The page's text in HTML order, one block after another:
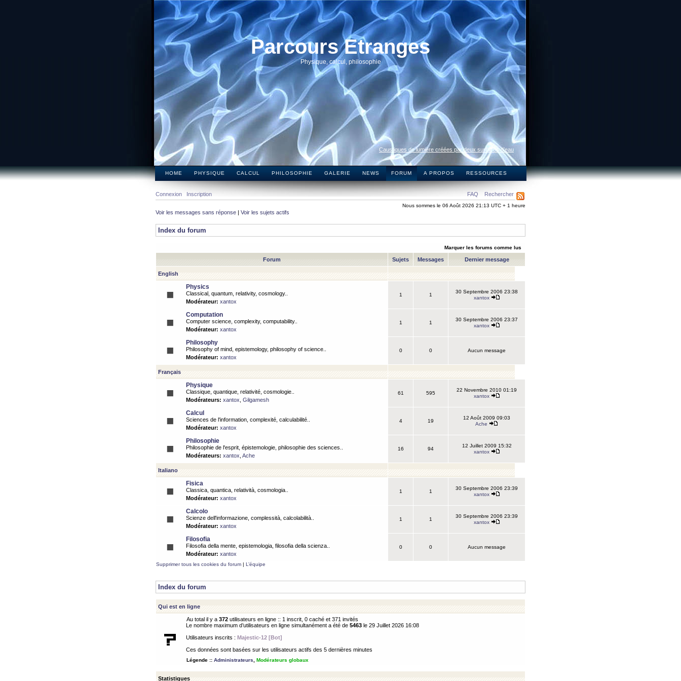
Parcours Etranges
Physique, calcul, philosophie
Caustiques de lumière créées par deux surfaces d’eau
HOME PHYSIQUE CALCUL PHILOSOPHIE GALERIE NEWS FORUM A PROPOS RESSOURCES
FAQ Rechercher
Connexion Inscription
Nous sommes le 06 Août 2026 21:13 UTC + 1 heure
Voir les messages sans réponse | Voir les sujets actifs
Index du forum
Marquer les forums comme lus
Forum Sujets Messages Dernier message
English
Physics
Classical, quantum, relativity, cosmology..
Modérateur: xantox
1 1
30 Septembre 2006 23:38
xantox
Computation
Computer science, complexity, computability..
Modérateur: xantox
1 1
30 Septembre 2006 23:37
xantox
Philosophy
Philosophy of mind, epistemology, philosophy of science..
Modérateur: xantox
0 0 Aucun message
Français
Physique
Classique, quantique, relativité, cosmologie..
Modérateurs: xantox Gilgamesh
61 595
22 Novembre 2010 01:19
xantox
Calcul
Sciences de l'information, complexité, calculabilité..
Modérateur: xantox
4 19
12 Août 2009 09:03
Ache
Philosophie
Philosophie de l'esprit, épistemologie, philosophie des sciences..
Modérateurs: xantox Ache
16 94
12 Juillet 2009 15:32
xantox
Italiano
Fisica
Classica, quantica, relatività, cosmologia..
Modérateur: xantox
1 1
30 Septembre 2006 23:39
xantox
Calcolo
Scienze dell'informazione, complessità, calcolabilità..
Modérateur: xantox
1 1
30 Septembre 2006 23:39
xantox
Filosofia
Filosofia della mente, epistemologia, filosofia della scienza..
Modérateur: xantox
0 0 Aucun message
Supprimer tous les cookies du forum | L’équipe
Index du forum
Qui est en ligne
Au total il y a 372 utilisateurs en ligne :: 1 inscrit, 0 caché et 371 invités
Le nombre maximum d’utilisateurs en ligne simultanément a été de 5463 le 29 Juillet 2026 16:08
Utilisateurs inscrits : Majestic-12 [Bot]
Ces données sont basées sur les utilisateurs actifs des 5 dernières minutes
Légende :: Administrateurs Modérateurs globaux
Statistiques